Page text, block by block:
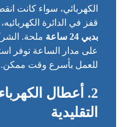
الكهربائي، سواء كانت
قفز في الدائرة
بدبي 24 ساعة
ملحة.
على مدار الساعة توفر
للعمل بأسرع وقت ممكن.
2.
أعطال
التقليدية